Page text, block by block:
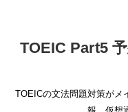
TOEIC Part5
TOEICの文法問題対策がメ